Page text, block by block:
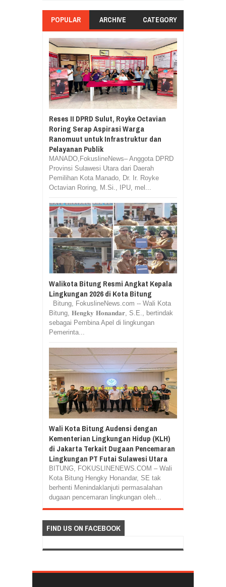
POPULAR ARCHIVE CATEGORY
Reses II DPRD Sulut, Royke Octavian
Roring Serap Aspirasi Warga
Ranomuut untuk Infrastruktur dan
Pelayanan Publik
MANADO,FokuslineNews– Anggota DPRD
Provinsi Sulawesi Utara dari Daerah
Pemilihan Kota Manado, Dr. Ir. Royke
Octavian Roring, M.Si., IPU, mel...
Walikota Bitung Resmi Angkat Kepala
Lingkungan 2026 di Kota Bitung
Bitung, FokuslineNews.com -- Wali Kota
Bitung, 𝐇𝐞𝐧𝐠𝐤𝐲 𝐇𝐨𝐧𝐚𝐧𝐝𝐚𝐫, S.E., bertindak
sebagai Pembina Apel di lingkungan
Pemerinta...
Wali Kota Bitung Audensi dengan
Kementerian Lingkungan Hidup (KLH)
di Jakarta Terkait Dugaan Pencemaran
Lingkungan PT Futai Sulawesi Utara
BITUNG, FOKUSLINENEWS.COM – Wali
Kota Bitung Hengky Honandar, SE tak
berhenti Menindaklanjuti permasalahan
dugaan pencemaran lingkungan oleh...
FIND US ON FACEBOOK